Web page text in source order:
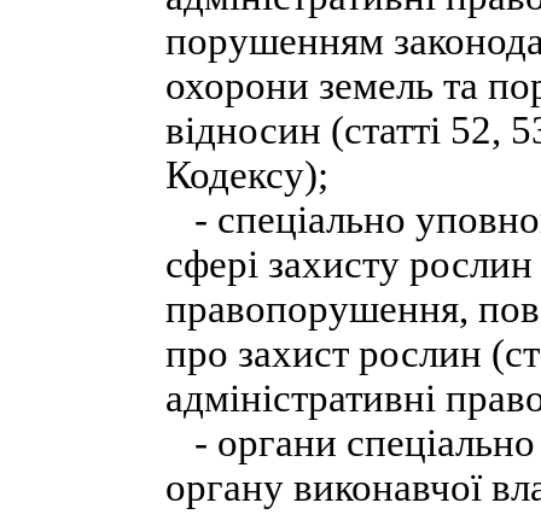
порушенням
охорони земель та
відносин (статті 52,
Кодексу);
- спеціально
сфері захисту
правопорушення,
про захист рослин
адміністративні
- органи
органу виконавчої